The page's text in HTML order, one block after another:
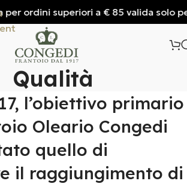
ordini superiori a € 85 valida solo
Qualità
l’obiettivo primario
Oleario Congedi
quello di
il raggiungimento di